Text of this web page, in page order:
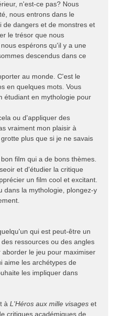
n'est-ce pas? Nous
nous entrons dans le
de dangers et de monstres et
le trésor que nous
espérons qu'il y a une
descendus dans ce
au monde. C'est le
en quelques mots. Vous
étudiant en mythologie pour
ou d'appliquer des
vraiment mon plaisir à
plus que si je ne savais
film qui a de bons thèmes.
et d'étudier la critique
un film cool et excitant.
dans la mythologie, plongez-y
qui est peut-être un
ressources ou des angles
le jeu pour maximiser
aime les archétypes de
les impliquer dans
à L'Héros aux mille visages et
critiques académiques de